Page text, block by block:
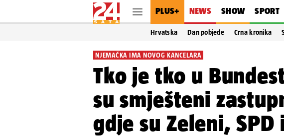
PLUS+ NEWS SHOW SPORT
Hrvatska Dan pobjede Crna kronika
NJEMAČKA IMA NOVOG KANCELARA
Tko je tko u
su smješteni
gdje su Zeleni,